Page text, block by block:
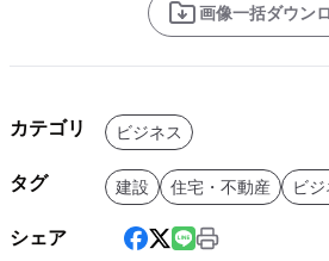
画像一括ダウン
カテゴリ ビジネス
タグ 建設 住宅・不動産 ビ
シェア